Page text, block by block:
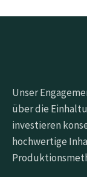
Unser
über die
investieren
hochwertige